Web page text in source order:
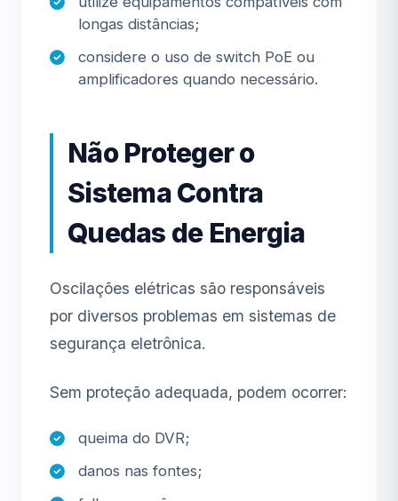
longas distâncias;
considere o uso de switch PoE ou
amplificadores quando necessário.
Não Proteger o
Sistema Contra
Quedas de Energia
Oscilações elétricas são responsáveis
por diversos problemas em sistemas de
segurança eletrônica.
Sem proteção adequada, podem ocorrer:
queima do DVR;
danos nas fontes;